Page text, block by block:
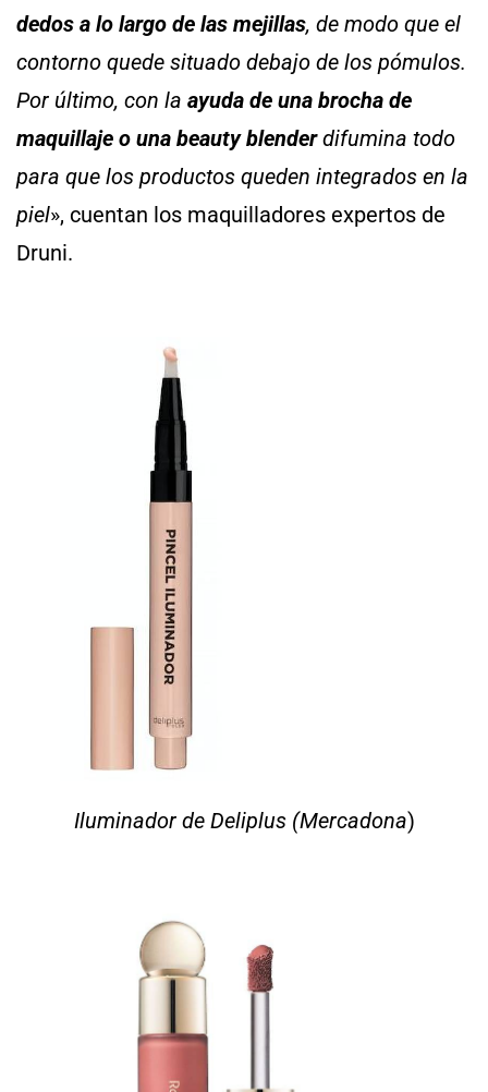
dedos a lo largo de las mejillas, de modo que el
contorno quede situado debajo de los pómulos.
Por último, con la ayuda de una brocha de
maquillaje o una beauty blenderdifumina todo
para que los productos queden integrados en la
piel», cuentan los maquilladores expertos de
Druni.
Iluminador de Deliplus (Mercadona)